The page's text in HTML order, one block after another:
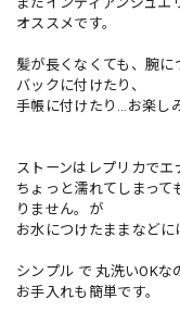
オススメです。
髪が長くなくても、腕に
バックに付けたり、
手帳に付けたり…お楽し
ストーンはレプリカでエ
ちょっと濡れてしまって
りません。が
お水につけたままなどに
シンプル で 丸洗いOKな
お手入れも簡単です。